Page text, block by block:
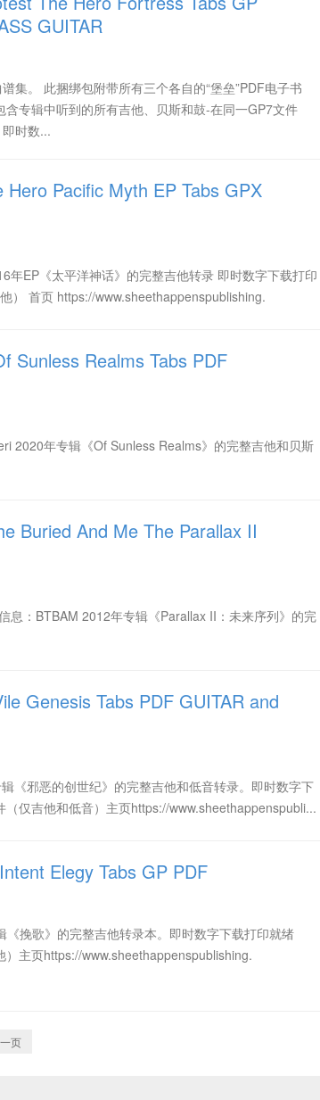
GUITAR
集。 此捆绑包附带所有三个各自的“堡垒”PDF电子书
含专辑中听到的所有吉他、贝斯和鼓-在同一GP7文件
时数...
Pacific Myth EP Tabs GPX
EP《太平洋神话》的完整吉他转录 即时数字下载打印
） 首页 https://www.sheethappenspublishing.
Sunless Realms Tabs PDF
2020年专辑《Of Sunless Realms》的完整吉他和贝斯
Buried And Me The Parallax II
息：BTBAM 2012年专辑《Parallax II：未来序列》的完
Genesis Tabs PDF GUITAR and
《邪恶的创世纪》的完整吉他和低音转录。即时数字下
仅吉他和低音）主页https://www.sheethappenspubli...
Elegy Tabs GP PDF
挽歌》的完整吉他转录本。即时数字下载打印就绪
主页https://www.sheethappenspublishing.
页